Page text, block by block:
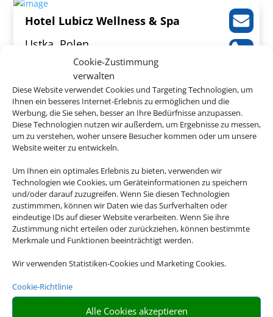
Cookie-Zustimmung
verwalten
Diese Website verwendet Cookies und Targeting Technologien, um
Ihnen ein besseres Internet-Erlebnis zu ermöglichen und die
Werbung, die Sie sehen, besser an Ihre Bedürfnisse anzupassen.
Diese Technologien nutzen wir außerdem, um Ergebnisse zu messen,
um zu verstehen, woher unsere Besucher kommen oder um unsere
Website weiter zu entwickeln.
Um Ihnen ein optimales Erlebnis zu bieten, verwenden wir
Technologien wie Cookies, um Geräteinformationen zu speichern
und/oder darauf zuzugreifen. Wenn Sie diesen Technologien
zustimmmen, können wir Daten wie das Surfverhalten oder
eindeutige IDs auf dieser Website verarbeiten. Wenn Sie ihre
Zustimmung nicht erteilen oder zurückziehen, können bestimmte
Merkmale und Funktionen beeinträchtigt werden.
Wir verwenden Statistiken-Cookies und Marketing Cookies.
Cookie-Richtlinie
Alle Cookies akzeptieren
Hotel Lubicz Wellness & Spa
Ustka, Polen
ab 211 €
Royal Tulip Sand Hotel
Kolberg, Polen